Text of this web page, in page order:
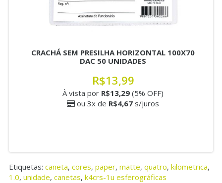
CRACHÁ SEM PRESILHA HORIZONTAL 100X70
DAC 50 UNIDADES
R$13,99
À vista por R$13,29 (5% OFF)
ou 3x de R$4,67 s/juros
Etiquetas: caneta, cores, paper, matte, quatro, kilometrica,
1.0, unidade, canetas, k4crs-1u esferográficas